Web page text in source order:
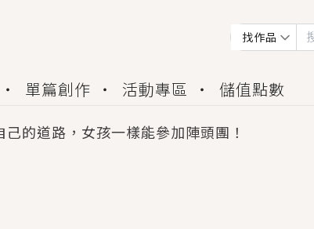
找作品
單篇創作 活動專區 儲值點數
的道路，女孩一樣能參加陣頭團！
豐富廣宣資源、專屬服務與獨享福利！
，你哭什麼？》追妻火葬場！前夫失憶移情